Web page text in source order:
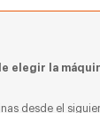
elegir la
desde el